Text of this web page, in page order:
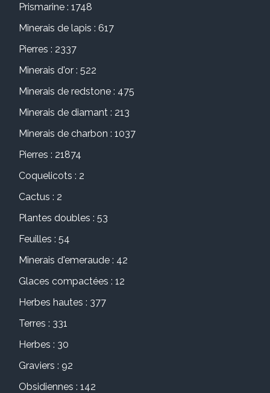
Prismarine : 1748
Minerais de lapis : 617
Pierres : 2337
Minerais d'or : 522
Minerais de redstone : 475
Minerais de diamant : 213
Minerais de charbon : 1037
Pierres : 21874
Coquelicots : 2
Cactus : 2
Plantes doubles : 53
Feuilles : 54
Minerais d'emeraude : 42
Glaces compactées : 12
Herbes hautes : 377
Terres : 331
Herbes : 30
Graviers : 92
Obsidiennes : 142